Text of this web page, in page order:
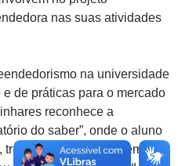
nas suas atividades
na universidade
de práticas para o mercado
reconhece a
do saber”, onde o aluno
sua ideia em